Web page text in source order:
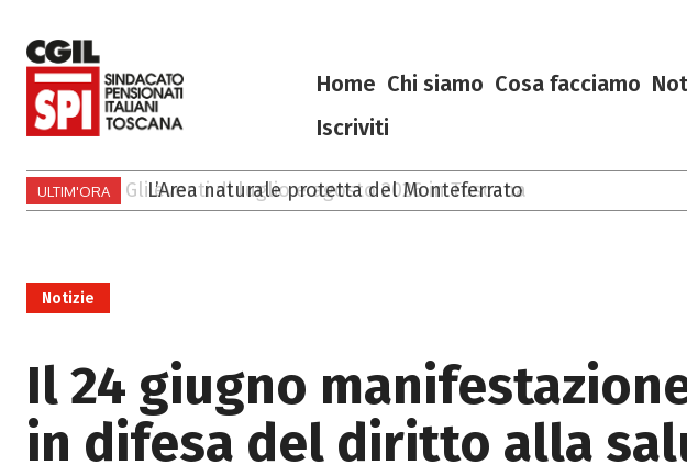
Home Chi siamo Cosa facciamo
Iscriviti
ULTIM'ORA L’Area naturale protetta del Monteferrato
Notizie
Il 24 giugno
in difesa del diritto alla